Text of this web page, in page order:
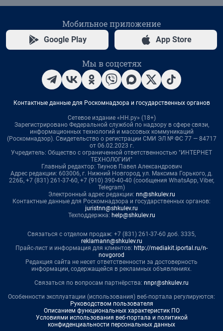
Мобильное приложение
Google Play App Store
Мы в соцсетях
Контактные данные для Роскомнадзора и государственных органов
Сетевое издание «НН.ру» (18+)
Зарегистрировано Федеральной службой по надзору в сфере связи,
информационных технологий и массовых коммуникаций
(Роскомнадзор). Свидетельство о регистрации СМИ ЭЛ № ФС 77 — 84717
от 06.02.2023 г.
Учредитель: Общество с ограниченной ответственностью "ИНТЕРНЕТ
ТЕХНОЛОГИИ"
Главный редактор: Тиунов Павел Александрович
Адрес редакции: 603006, г. Нижний Новгород, ул. Максима Горького, д.
226Б, +7 (831) 261-37-60, +7 (910) 390-40-40 (сообщения WhatsApp, Viber,
Telegram)
Электронный адрес редакции: nn@shkulev.ru
Контактные данные для Роскомнадзора и государственных органов:
juristnn@shkulev.ru
Техподдержка: help@shkulev.ru
Связаться с отделом продаж: +7 (831) 261-37-60 доб. 3335,
reklamann@shkulev.ru
Прайс-лист и информация для клиентов: http://mediakit.iportal.ru/n-
novgorod
Редакция сайта не несет ответственности за достоверность
информации, содержащейся в рекламных объявлениях.
Связаться по вопросам партнёрства: nnpr@shkulev.ru
Особенности эксплуатации (использования) веб-портала регулируются:
Руководством пользователя
Описанием функциональных характеристик ПО
Условиями использования веб-портала и политикой
конфиденциальности персональных данных